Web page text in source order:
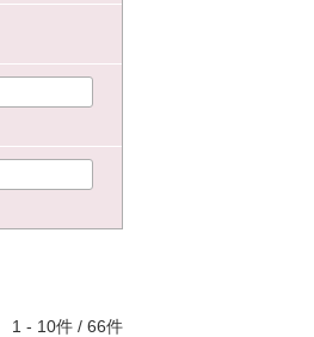
1 - 10件 / 66件